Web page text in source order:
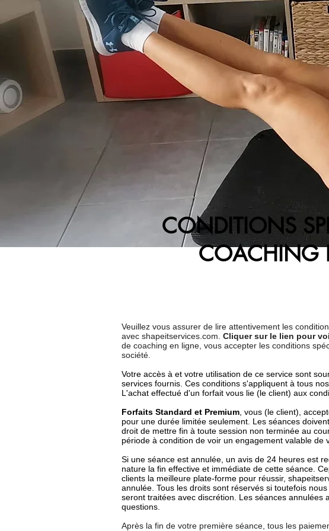
Veuillez vous assurer de lire attentivement les
avec shapeitservices.com. Cliquer sur le lien pour
de coaching en ligne, vous accepter les conditions
société.
Votre accès à et votre utilisation de ce service sont
services fournis. Ces conditions s'appliquent à tous
L'achat effectué d'un forfait vous lie (le client) aux
Forfaits Standard et Premium , vous (le client),
pour une durée limitée seulement. Les séances
droit de mettre fin à toute session non terminée au
période à condition de voir un engagement valable de
Si une séance est annulée, un avis de 24 heures est
nature la fin effective et immédiate de cette séance.
clients la meilleure plate-forme pour réussir,
annulée. Tous les droits sont réservés si toutefois
seront traitées avec discrétion. Les séances
questions.
Après la fin de votre première séance, tous les
CONDITIONS
COACHING